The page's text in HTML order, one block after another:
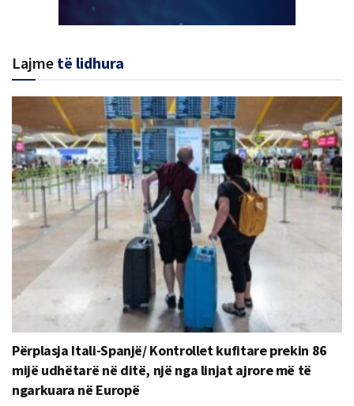
Lajme të lidhura
Përplasja Itali-Spanjë/ Kontrollet kufitare prekin 86
mijë udhëtarë në ditë, një nga linjat ajrore më të
ngarkuara në Europë